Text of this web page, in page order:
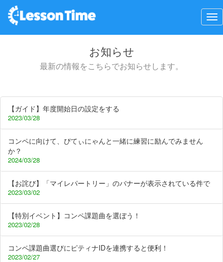
お知らせ
最新の情報をこちらでお知らせします。
【ガイド】年度開始日の設定をする
2023/03/28
コンペに向けて、ぴてぃにゃんと一緒に練習に励んでみません
か？
2024/03/28
【お詫び】「マイレパートリー」のバナーが表示されている件で
2023/03/02
【特別イベント】コンペ課題曲を選ぼう！
2023/02/28
コンペ課題曲選びにピティナIDを連携すると便利！
2023/02/27